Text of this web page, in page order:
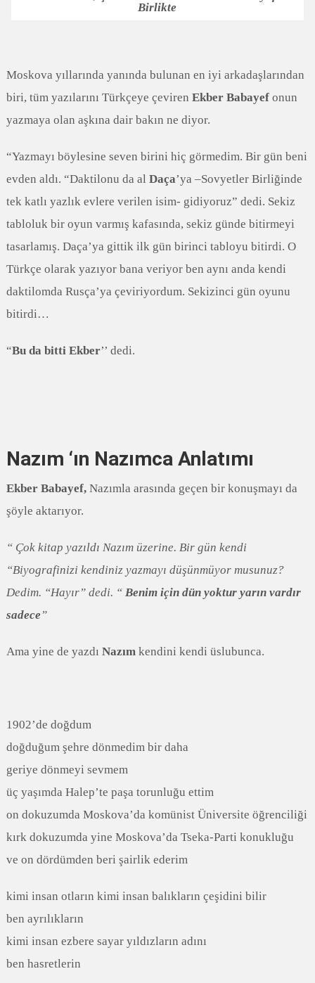
Birlikte
Moskova yıllarında yanında bulunan en iyi arkadaşlarından
biri, tüm yazılarını Türkçeye çeviren Ekber Babayefonun
yazmaya olan aşkına dair bakın ne diyor.
“Yazmayı böylesine seven birini hiç görmedim. Bir gün beni
evden aldı. “Daktilonu da al Daça’ya –Sovyetler Birliğinde
tek katlı yazlık evlere verilen isim- gidiyoruz” dedi. Sekiz
tabloluk bir oyun varmış kafasında, sekiz günde bitirmeyi
tasarlamış. Daça’ya gittik ilk gün birinci tabloyu bitirdi. O
Türkçe olarak yazıyor bana veriyor ben aynı anda kendi
daktilomda Rusça’ya çeviriyordum. Sekizinci gün oyunu
bitirdi…
“Bu da bitti Ekber’’ dedi.
Nazım ‘ın Nazımca Anlatımı
Ekber Babayef,Nazımla arasında geçen bir konuşmayı da
şöyle aktarıyor.
“ Çok kitap yazıldı Nazım üzerine. Bir gün kendi
“Biyografinizi kendiniz yazmayı düşünmüyor musunuz?
Dedim. “Hayır” dedi. “ Benim için dün yoktur yarın vardır
sadece”
Ama yine de yazdı Nazım kendini kendi üslubunca.
1902’de doğdum
doğduğum şehre dönmedim bir daha
geriye dönmeyi sevmem
üç yaşımda Halep’te paşa torunluğu ettim
on dokuzumda Moskova’da komünist Üniversite öğrenciliği
kırk dokuzumda yine Moskova’da Tseka-Parti konukluğu
ve on dördümden beri şairlik ederim
kimi insan otların kimi insan balıkların çeşidini bilir
ben ayrılıkların
kimi insan ezbere sayar yıldızların adını
ben hasretlerin